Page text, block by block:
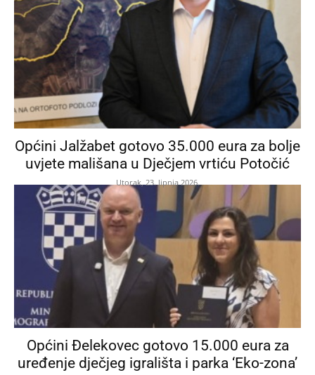
Općini Jalžabet gotovo 35.000 eura za bolje
uvjete mališana u Dječjem vrtiću Potočić
Utorak, 23. lipnja 2026.
Općini Đelekovec gotovo 15.000 eura za
uređenje dječjeg igrališta i parka ‘Eko-zona’